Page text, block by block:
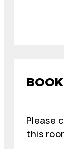
Please
this